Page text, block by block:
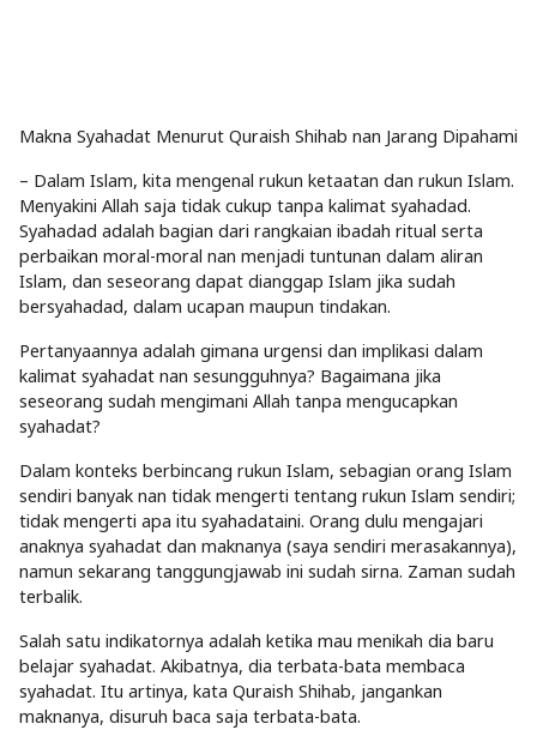
Makna Syahadat Menurut Quraish Shihab nan Jarang Dipahami
– Dalam Islam, kita mengenal rukun ketaatan dan rukun Islam.
Menyakini Allah saja tidak cukup tanpa kalimat syahadad.
Syahadad adalah bagian dari rangkaian ibadah ritual serta
perbaikan moral-moral nan menjadi tuntunan dalam aliran
Islam, dan seseorang dapat dianggap Islam jika sudah
bersyahadad, dalam ucapan maupun tindakan.
Pertanyaannya adalah gimana urgensi dan implikasi dalam
kalimat syahadat nan sesungguhnya? Bagaimana jika
seseorang sudah mengimani Allah tanpa mengucapkan
syahadat?
Dalam konteks berbincang rukun Islam, sebagian orang Islam
sendiri banyak nan tidak mengerti tentang rukun Islam sendiri;
tidak mengerti apa itu syahadataini. Orang dulu mengajari
anaknya syahadat dan maknanya (saya sendiri merasakannya),
namun sekarang tanggungjawab ini sudah sirna. Zaman sudah
terbalik.
Salah satu indikatornya adalah ketika mau menikah dia baru
belajar syahadat. Akibatnya, dia terbata-bata membaca
syahadat. Itu artinya, kata Quraish Shihab, jangankan
maknanya, disuruh baca saja terbata-bata.